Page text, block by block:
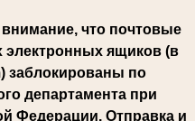
что почтовые
ящиков (в
заблокированы по
департамента при
Федерации. Отправка и